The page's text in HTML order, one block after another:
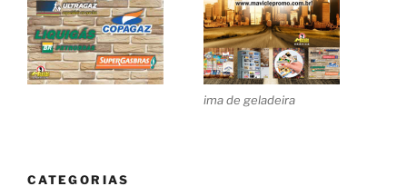
ima de geladeira
CATEGORIAS